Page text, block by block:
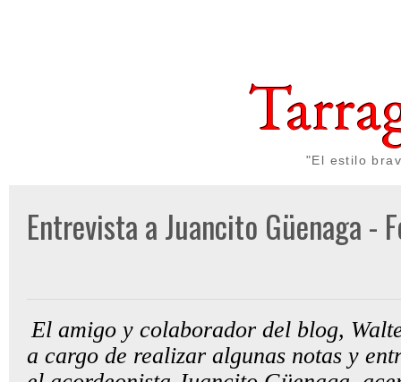
"El estilo
Entrevista a Juancito Güenaga -
El amigo y colaborador del blog,
a cargo de realizar algunas notas y